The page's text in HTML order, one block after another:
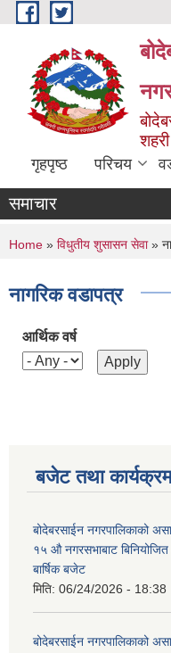
Skip to main content
गृहपृष्ठ परिचय
समाचार
You are here
Home » विधुतीय शुसासन सेवा»
नागरिक वडापत्र
आर्थिक वर्ष
बजेट तथा कार्यक्रम
बोदेबरसाईन नगरपालिकाको
१५ ‍‍‍औ नगरसभाबाट
बार्षिक बजेट
मिति: 06/24/2026 - 18:38
बोदेबरसाईन नगरपालिकाको